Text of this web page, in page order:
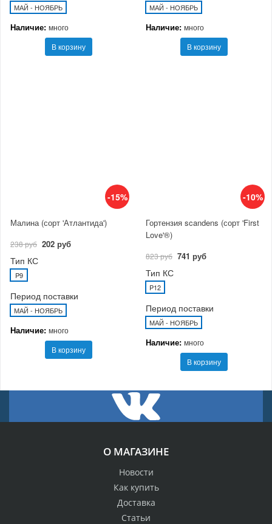
МАЙ - НОЯБРЬ
Наличие: много
В корзину
МАЙ - НОЯБРЬ
Наличие: много
В корзину
-15%
Малина (сорт 'Атлантида')
238 руб 202 руб
Тип КС
P9
Период поставки
МАЙ - НОЯБРЬ
Наличие: много
В корзину
-10%
Гортензия scandens (сорт 'First
Love'®)
823 руб 741 руб
Тип КС
P12
Период поставки
МАЙ - НОЯБРЬ
Наличие: много
В корзину
О МАГАЗИНЕ
Новости
Как купить
Доставка
Статьи